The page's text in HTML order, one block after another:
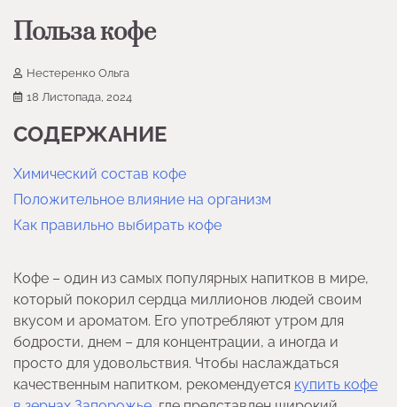
Польза кофе
Нестеренко Ольга
18 Листопада, 2024
СОДЕРЖАНИЕ
Химический состав кофе
Положительное влияние на организм
Как правильно выбирать кофе
Кофе – один из самых популярных напитков в мире,
который покорил сердца миллионов людей своим
вкусом и ароматом. Его употребляют утром для
бодрости, днем – для концентрации, а иногда и
просто для удовольствия. Чтобы наслаждаться
качественным напитком, рекомендуется купить кофе